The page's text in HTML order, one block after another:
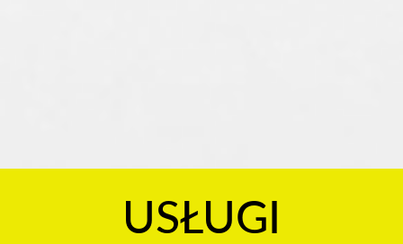
USŁUGI